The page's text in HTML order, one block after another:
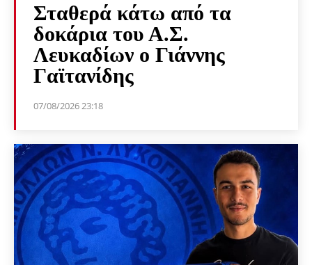
Σταθερά κάτω από τα
δοκάρια του Α.Σ.
Λευκαδίων ο Γιάννης
Γαϊτανίδης
07/08/2026 23:18